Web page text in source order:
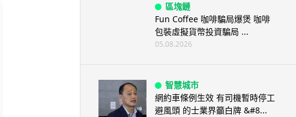
區塊鏈
Fun Coffee 咖啡騙局爆煲 咖啡
包裝虛擬貨幣投資騙局 ...
05.08.2026
智慧城市
網約車條例生效 有司機暫時停工
避風頭 的士業界籲白牌 &#8...